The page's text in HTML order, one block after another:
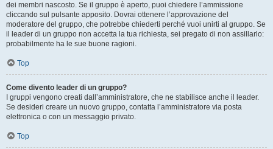
dei membri nascosto. Se il gruppo è aperto, puoi chiedere l’ammissione
cliccando sul pulsante apposito. Dovrai ottenere l’approvazione del
moderatore del gruppo, che potrebbe chiederti perché vuoi unirti al gruppo. Se
il leader di un gruppo non accetta la tua richiesta, sei pregato di non assillarlo:
probabilmente ha le sue buone ragioni.
Top
Come divento leader di un gruppo?
I gruppi vengono creati dall’amministratore, che ne stabilisce anche il leader.
Se desideri creare un nuovo gruppo, contatta l’amministratore via posta
elettronica o con un messaggio privato.
Top